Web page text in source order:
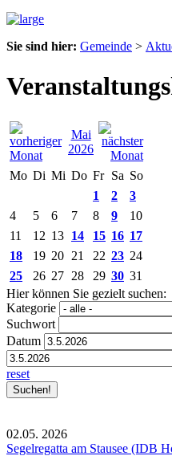
Sie sind hier: Gemeinde >
Mai
2026
Mo Di Mi Do Fr Sa So
1
2
3
4
5 6 7 8 9
10
11
12 13 14 15 16 17
18
19 20 21 22 23 24
25
26 27 28 29 30 31
Hier können Sie gezielt suchen:
Kategorie
Suchwort
Datum
reset
02.05. 2026
Segelregatta am Stausee (IDB